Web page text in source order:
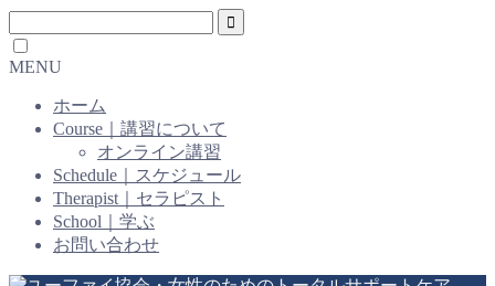
MENU
ホーム
Course｜講習について
オンライン講習
Schedule｜スケジュール
Therapist｜セラピスト
School｜学ぶ
お問い合わせ